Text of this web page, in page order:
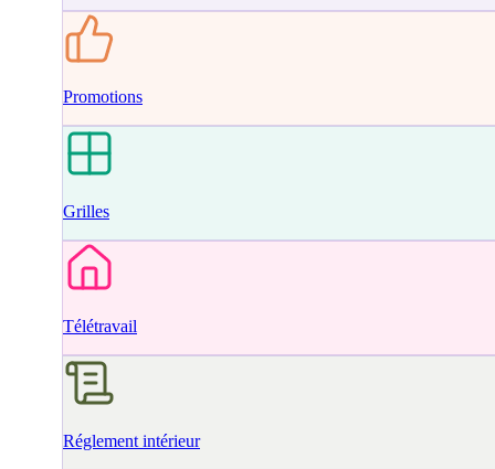
Promotions
Grilles
Télétravail
Réglement intérieur